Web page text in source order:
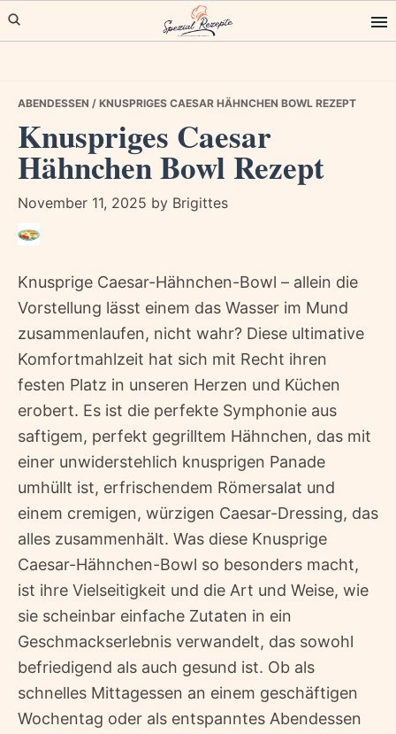
Skip
to
Skip
to
Skip
to
ABENDESSEN / KNUSPRIGES CAESAR HÄHNCHEN BOWL REZEPT
Knuspriges Caesar
Hähnchen Bowl Rezept
November 11, 2025 by Brigittes
Knusprige Caesar-Hähnchen-Bowl – allein die
Vorstellung lässt einem das Wasser im Mund
zusammenlaufen, nicht wahr? Diese ultimative
Komfortmahlzeit hat sich mit Recht ihren
festen Platz in unseren Herzen und Küchen
erobert. Es ist die perfekte Symphonie aus
saftigem, perfekt gegrilltem Hähnchen, das mit
einer unwiderstehlich knusprigen Panade
umhüllt ist, erfrischendem Römersalat und
einem cremigen, würzigen Caesar-Dressing, das
alles zusammenhält. Was diese Knusprige
Caesar-Hähnchen-Bowl so besonders macht,
ist ihre Vielseitigkeit und die Art und Weise, wie
sie scheinbar einfache Zutaten in ein
Geschmackserlebnis verwandelt, das sowohl
befriedigend als auch gesund ist. Ob als
schnelles Mittagessen an einem geschäftigen
Wochentag oder als entspanntes Abendessen